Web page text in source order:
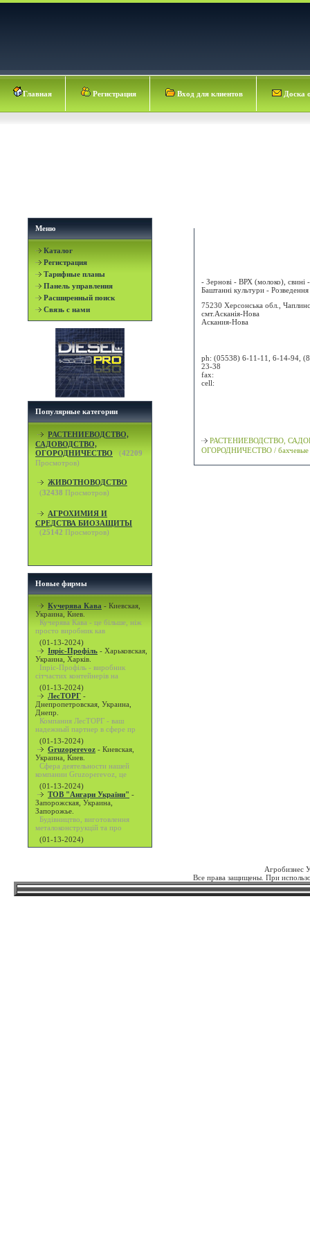
Главная Регистрация Вход для клиентов Доска
Меню
Каталог
Регистрация
Тарифные планы
Панель управления
Расширенный поиск
Связь с нами
Популярные категории
РАСТЕНИЕВОДСТВО,
САДОВОДСТВО,
ОГОРОДНИЧЕСТВО
(42209
Просмотров)
ЖИВОТНОВОДСТВО
(32438 Просмотров)
АГРОХИМИЯ И
СРЕДСТВА БИОЗАЩИТЫ
(25142 Просмотров)
Новые фирмы
Кучерява Кава - Киевская,
Украина, Киев.
Кучерява Кава - це більше, ніж
просто виробник кав
(01-13-2024)
Іпріс-Профіль - Харьковская,
Украина, Харків.
Іпріс-Профіль - виробник
сітчастих контейнерів на
(01-13-2024)
ЛесТОРГ -
Днепропетровская, Украина,
Днепр.
Компания ЛесТОРГ - ваш
надежный партнер в сфере пр
(01-13-2024)
Gruzoperevoz - Киевская,
Украина, Киев.
Сфера деятельности нашей
компании Gruzoperevoz, це
(01-13-2024)
ТОВ "Ангари України" -
Запорожская, Украина,
Запорожье.
Будівництво, виготовлення
металоконструкцій та про
(01-13-2024)
- Зернові - ВРХ (молоко), свині
Баштанні культури - Розведення
75230 Херсонська обл.,
смт.Асканія-Нова
Аскания-Нова
ph: (05538) 6-11-11, 6-14-94,
23-38
fax:
cell:
РАСТЕНИЕВОДСТВО,
ОГОРОДНИЧЕСТВО / бахчевые
Агробизнес
Все права защищены. При